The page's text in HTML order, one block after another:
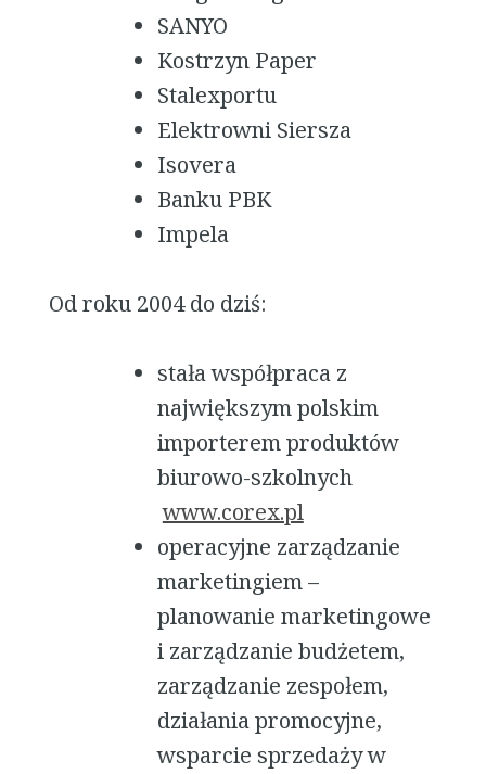
SANYO
Kostrzyn Paper
Stalexportu
Elektrowni Siersza
Isovera
Banku PBK
Impela
Od roku 2004 do dziś:
stała współpraca z
największym polskim
importerem produktów
biurowo-szkolnych
www.corex.pl
operacyjne zarządzanie
marketingiem –
planowanie marketingowe
i zarządzanie budżetem,
zarządzanie zespołem,
działania promocyjne,
wsparcie sprzedaży w